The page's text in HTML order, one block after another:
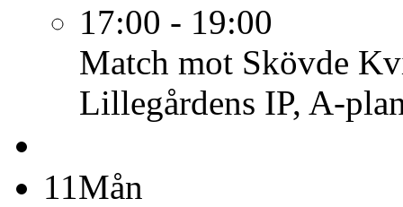
17:00 - 19:00
Match mot Skövde
Lillegårdens IP, A-
11Mån